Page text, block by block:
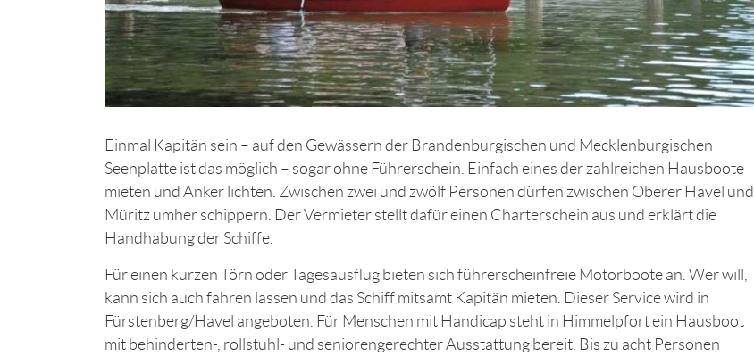
Einmal Kapitän sein – auf den Gewässern der Brandenburgischen und Mecklenburgischen
Seenplatte ist das möglich – sogar ohne Führerschein. Einfach eines der zahlreichen Hausboote
mieten und Anker lichten. Zwischen zwei und zwölf Personen dürfen zwischen Oberer Havel und
Müritz umher schippern. Der Vermieter stellt dafür einen Charterschein aus und erklärt die
Handhabung der Schiffe.
Für einen kurzen Törn oder Tagesausflug bieten sich führerscheinfreie Motorboote an. Wer will,
kann sich auch fahren lassen und das Schiff mitsamt Kapitän mieten. Dieser Service wird in
Fürstenberg/Havel angeboten. Für Menschen mit Handicap steht in Himmelpfort ein Hausboot
mit behinderten-, rollstuhl- und seniorengerechter Ausstattung bereit. Bis zu acht Personen